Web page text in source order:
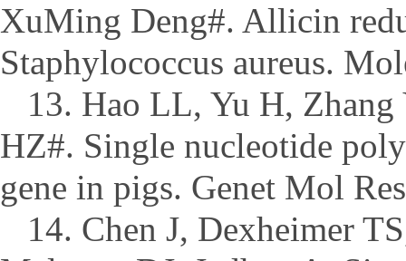
XuMing Deng#. Allicin
Staphylococcus aureus.
13. Hao LL, Yu H,
HZ#. Single nucleotide
gene in pigs. Genet Mol
14. Chen J, Dexheimer